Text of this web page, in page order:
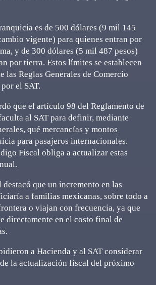
es de 500 dólares (9 mil 145
vigente) para quienes entran por
y de 300 dólares (5 mil 487 pesos)
por tierra. Estos límites se establecen
las Reglas Generales de Comercio
el SAT.
que el artículo 98 del Reglamento de
al SAT para definir, mediante
qué mercancías y montos
para pasajeros internacionales.
Fiscal obliga a actualizar estas
que un incremento en las
a familias mexicanas, sobre todo a
o viajan con frecuencia, ya que
directamente en el costo final de
a Hacienda y al SAT considerar
la actualización fiscal del próximo